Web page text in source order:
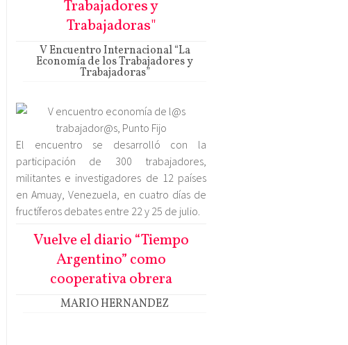
Trabajadores y
Trabajadoras"
V Encuentro Internacional “La
Economía de los Trabajadores y
Trabajadoras”
El encuentro se desarrolló con la
participación de 300 trabajadores,
militantes e investigadores de 12 países
en Amuay, Venezuela, en cuatro días de
fructíferos debates entre 22 y 25 de julio.
Vuelve el diario “Tiempo
Argentino” como
cooperativa obrera
MARIO HERNANDEZ